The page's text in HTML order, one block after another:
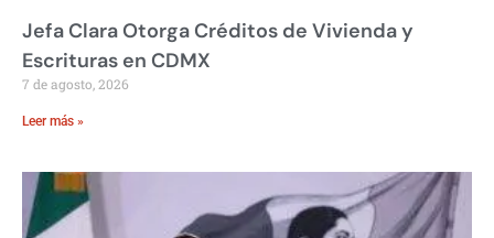
Jefa Clara Otorga Créditos de Vivienda y
Escrituras en CDMX
7 de agosto, 2026
Leer más »